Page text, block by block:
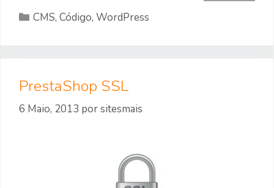
Categorias
CMS,Código,WordPress
PrestaShop SSL
6 Maio, 2013 porsitesmais